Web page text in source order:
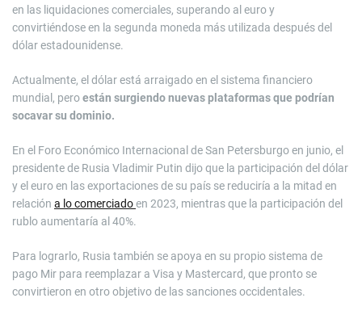
en las liquidaciones comerciales, superando al euro y
convirtiéndose en la segunda moneda más utilizada después del
dólar estadounidense.
Actualmente, el dólar está arraigado en el sistema financiero
mundial, peroestán surgiendo nuevas plataformas que podrían
socavar su dominio.
En el Foro Económico Internacional de San Petersburgo en junio, el
presidente de Rusia Vladimir Putin dijo que la participación del dólar
y el euro en las exportaciones de su país se reduciría a la mitad en
relación a lo comerciadoen 2023, mientras que la participación del
rublo aumentaría al 40%.
Para lograrlo, Rusia también se apoya en su propio sistema de
pago Mir para reemplazar a Visa y Mastercard, que pronto se
convirtieron en otro objetivo de las sanciones occidentales.